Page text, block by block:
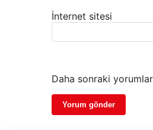
İnternet sitesi
Daha sonraki